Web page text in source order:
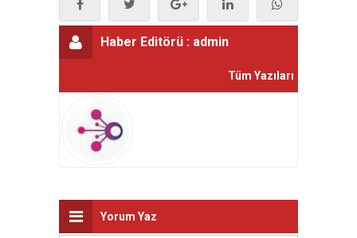
Haber Editörü : admin
Tüm Yazıları
Yorum Yaz